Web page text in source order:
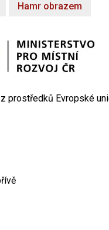
Hamr obrazem
prostředků Evropské